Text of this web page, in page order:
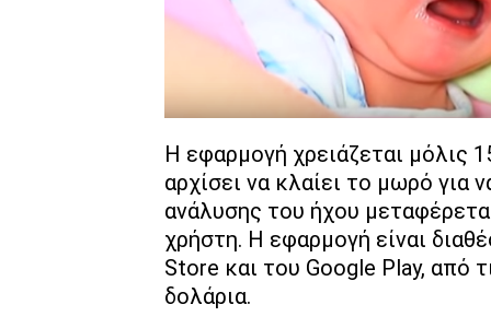
Η εφαρμογή χρειάζεται μόλις
αρχίσει να κλαίει το μωρό για
ανάλυσης του ήχου
χρήστη. H εφαρμογή είναι
Store και του Google Play, από
δολάρια.